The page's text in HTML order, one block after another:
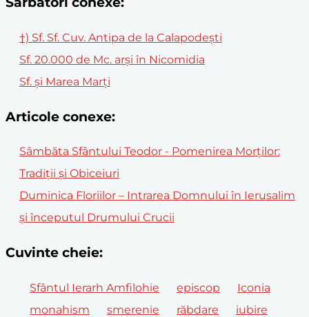
†) Sf. Sf. Cuv. Antipa de la Calapodeşti
Sf. 20.000 de Mc. arși în Nicomidia
Sf. și Marea Marți
Articole conexe:
Sâmbăta Sfântului Teodor - Pomenirea Morților:
Tradiții și Obiceiuri
Duminica Floriilor – Intrarea Domnului în Ierusalim
și începutul Drumului Crucii
Cuvinte cheie:
Sfântul Ierarh Amfilohie episcop
Iconia
monahism
smerenie răbdare iubire